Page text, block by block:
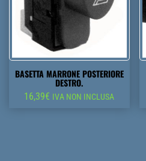
BASETTA MARRONE POSTERIORE
DESTRO.
16,39€ IVA NON INCLUSA